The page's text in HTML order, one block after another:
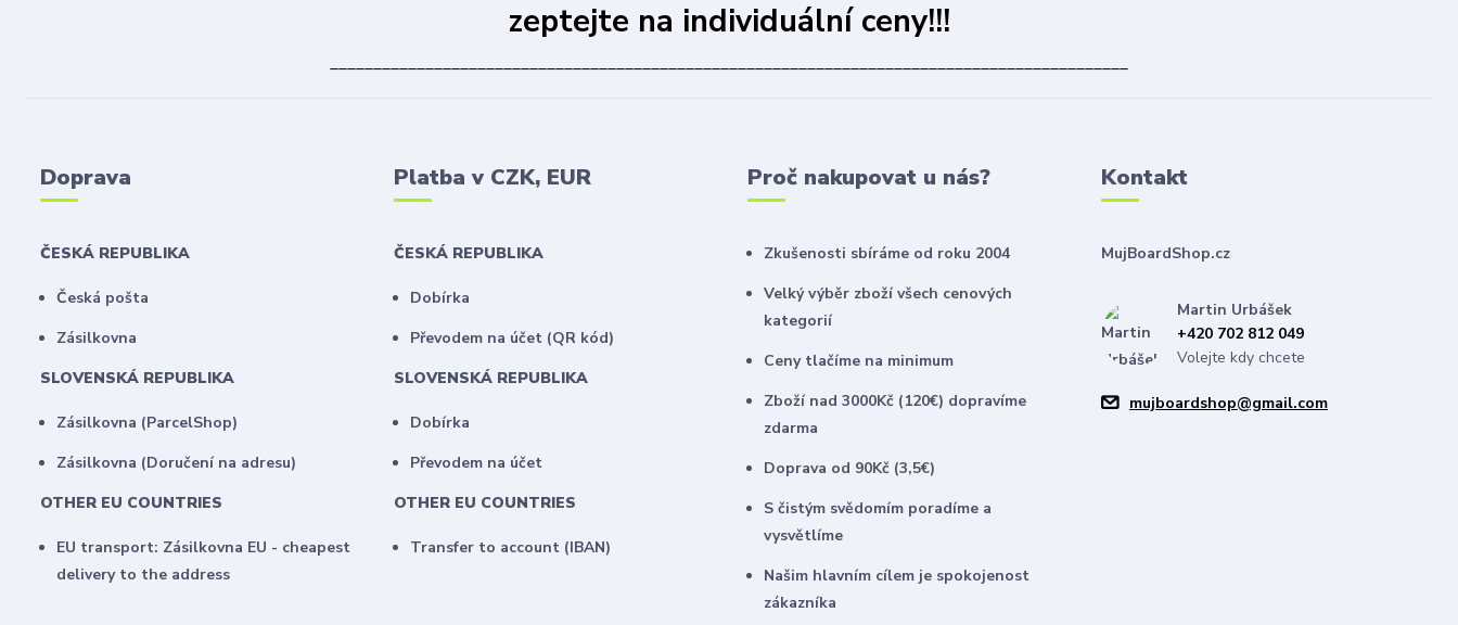
zeptejte na individuální ceny!!!
____________________________________________________________________________________________
Doprava
ČESKÁ REPUBLIKA
Česká pošta
Zásilkovna
SLOVENSKÁ REPUBLIKA
Zásilkovna (ParcelShop)
Zásilkovna (Doručení na adresu)
OTHER EU COUNTRIES
EU transport: Zásilkovna EU - cheapest
delivery to the address
Platba v CZK, EUR
ČESKÁ REPUBLIKA
Dobírka
Převodem na účet (QR kód)
SLOVENSKÁ REPUBLIKA
Dobírka
Převodem na účet
OTHER EU COUNTRIES
Transfer to account (IBAN)
Proč nakupovat u nás?
Zkušenosti sbíráme od roku 2004
Velký výběr zboží všech cenových
kategorií
Ceny tlačíme na minimum
Zboží nad 3000Kč (120€) dopravíme
zdarma
Doprava od 90Kč (3,5€)
S čistým svědomím poradíme a
vysvětlíme
Našim hlavním cílem je spokojenost
zákazníka
Kontakt
MujBoardShop.cz
Martin Urbášek
+420 702 812 049
Volejte kdy chcete
mujboardshop@gmail.com